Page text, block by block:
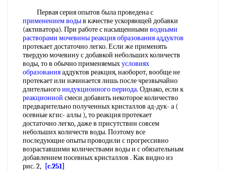
Первая серия опытов была проведена с
применением водыв качестве ускоряющей добавки
(активатора). При работе с насыщенными водными
растворами мочевины реакцияобразования аддуктов
протекает достаточно легко. Если же применять
твердую мочевину с добавкой небольших количеств
воды, то в обычно применяемыхусловиях
образованияаддуктов реакция, наоборот, вообще не
протекает или начинается лишь после чрезвычайно
длительногоиндукционного периода. Однако, если к
реакционной смеси добавить некоторое количество
предварительно полученных кристаллов ад-дук- а (
осевные кгис- аллы ), то реакция протекает
достаточно легко, даже в присутствии совсем
небольших количеств воды. Поэтому все
последующие опыты проводили с прогрессивно
возраставшими количествами воды и с обязательным
добавлением посевных кристаллов . Как видно из
рис. 2, [c.251]